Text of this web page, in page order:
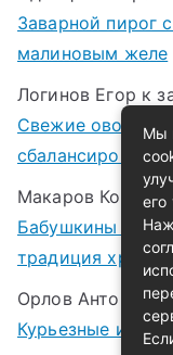
Заварной пирог
малиновым желе
Логинов Егор к
Свежие овощные
Макаров Корней
Бабушкины
традиция
Орлов Антон
к
Курьезные
Мы
его